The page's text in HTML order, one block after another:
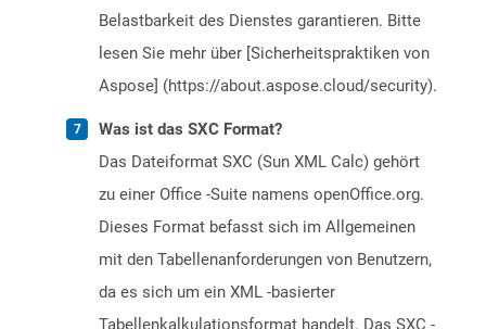
Belastbarkeit des Dienstes garantieren. Bitte
lesen Sie mehr über [Sicherheitspraktiken von
Aspose] (https://about.aspose.cloud/security).
Was ist das SXC Format?
Das Dateiformat SXC (Sun XML Calc) gehört
zu einer Office -Suite namens openOffice.org.
Dieses Format befasst sich im Allgemeinen
mit den Tabellenanforderungen von Benutzern,
da es sich um ein XML -basierter
Tabellenkalkulationsformat handelt. Das SXC -